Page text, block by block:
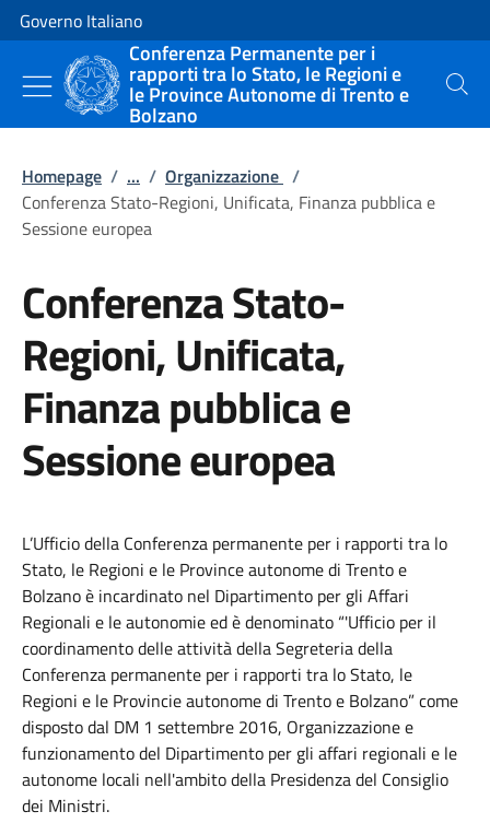
Vai al contenuto
Vai alla navigazione del sito
Governo Italiano
Conferenza Permanente per i
rapporti tra lo Stato, le Regioni e
le Province Autonome di Trento e
Bolzano
Cerca
Homepage / ... / Organizzazione /
Conferenza Stato-Regioni, Unificata, Finanza pubblica e
Sessione europea
Conferenza Stato-
Regioni, Unificata,
Finanza pubblica e
Sessione europea
L’Ufficio della Conferenza permanente per i rapporti tra lo
Stato, le Regioni e le Province autonome di Trento e
Bolzano è incardinato nel Dipartimento per gli Affari
Regionali e le autonomie ed è denominato “'Ufficio per il
coordinamento delle attività della Segreteria della
Conferenza permanente per i rapporti tra lo Stato, le
Regioni e le Provincie autonome di Trento e Bolzano” come
disposto dal DM 1 settembre 2016, Organizzazione e
funzionamento del Dipartimento per gli affari regionali e le
autonome locali nell'ambito della Presidenza del Consiglio
dei Ministri.